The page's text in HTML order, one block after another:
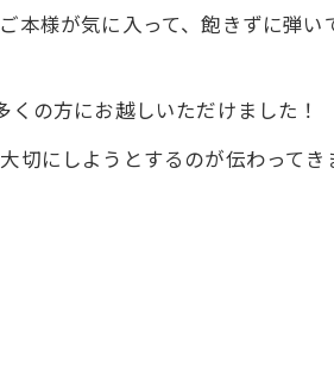
様が気に入って、飽きずに弾
の方にお越しいただけました！
切にしようとするのが伝わってき